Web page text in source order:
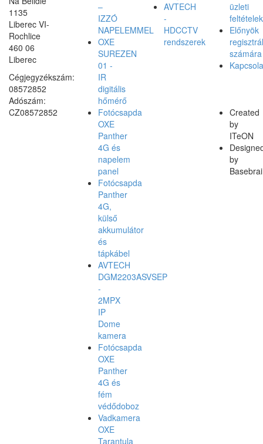
1135
Liberec VI-
Rochlice
460 06
Liberec
Cégjegyzékszám:
08572852
Adószám:
CZ08572852
–
IZZÓ
NAPELEMMEL
OXE
SUREZEN
01 -
IR
digitális
hőmérő
Fotócsapda
OXE
Panther
4G és
napelem
panel
Fotócsapda
Panther
4G,
külső
akkumulátor
és
tápkábel
AVTECH
DGM2203ASVSEP
-
2MPX
IP
Dome
kamera
Fotócsapda
OXE
Panther
4G és
fém
védődoboz
Vadkamera
OXE
Tarantula
AVTECH
-
HDCCTV
rendszerek
üzleti
feltételek
Előnyök
számára
Created
by
ITeON
by